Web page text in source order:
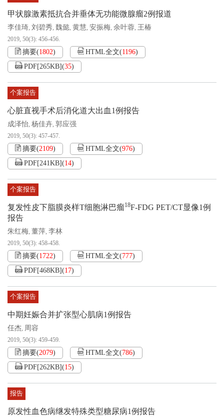
甲状腺激素抵抗合并垂体无功能微腺瘤2例报道
李佳琦, 刘碧秀, 魏懿, 黄慧, 安振梅, 余叶蓉, 王椿
2019, 50(3): 456-456.
摘要(1802) HTML全文(1196)
PDF[265KB](35)
个案报告
心脏直视手术后消化道大出血1例报告
成泽怡, 杨佳卉, 郭应强
2019, 50(3): 457-457.
摘要(2109) HTML全文(976)
PDF[241KB](14)
个案报告
复发性皮下脂膜炎样T细胞淋巴瘤18F-FDG PET/CT显像1例
报告
朱红梅, 董萍, 李林
2019, 50(3): 458-458.
摘要(1722) HTML全文(777)
PDF[468KB](17)
个案报告
中期妊娠合并扩张型心肌病1例报告
任杰, 周容
2019, 50(3): 459-459.
摘要(2079) HTML全文(786)
PDF[262KB](15)
报告
原发性血色病继发特殊类型糖尿病1例报告